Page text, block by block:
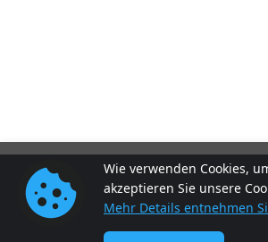
Wie verwenden Cookies,
akzeptieren Sie unsere
Mehr Details entnehmen